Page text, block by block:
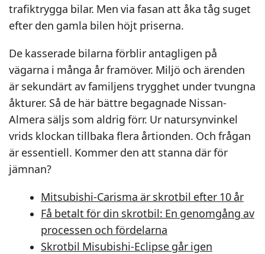
trafiktrygga bilar. Men via fasan att åka tåg suget
efter den gamla bilen höjt priserna.
De kasserade bilarna förblir antagligen på
vägarna i många år framöver. Miljö och ärenden
är sekundärt av familjens trygghet under tvungna
åkturer. Så de här bättre begagnade Nissan-
Almera säljs som aldrig förr. Ur natursynvinkel
vrids klockan tillbaka flera årtionden. Och frågan
är essentiell. Kommer den att stanna där för
jämnan?
Mitsubishi-Carisma är skrotbil efter 10 år
Få betalt för din skrotbil: En genomgång av
processen och fördelarna
Skrotbil Misubishi-Eclipse går igen